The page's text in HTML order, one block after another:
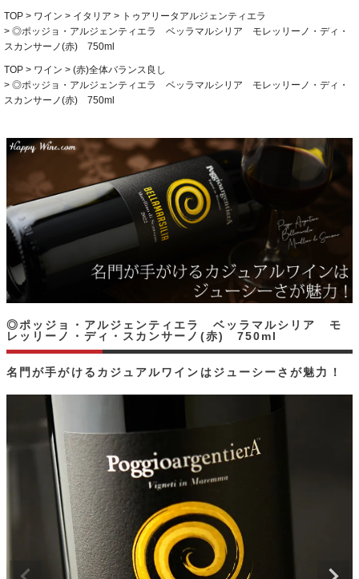
TOP ワイン イタリア
トゥアリータアルジェンティエラ
◎ポッジョ・アルジェンティエラ ベッラマルシリア モレッリーノ・ディ・
スカンサーノ(赤) 750ml
TOP ワイン
(赤)全体バランス良し
◎ポッジョ・アルジェンティエラ ベッラマルシリア モレッリーノ・ディ・
スカンサーノ(赤) 750ml
名門が手がけるカジュアルワインはジューシーさが魅力！
◎ポッジョ・アルジェンティエラ ベッラマルシリア モ
レッリーノ・ディ・スカンサーノ(赤) 750ml